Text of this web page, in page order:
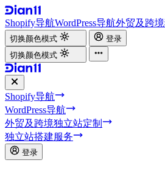
Shopify导航WordPress导航外贸及跨
切换颜色模式
登录
切换颜色模式
Shopify导航
WordPress导航
外贸及跨境独立站定制
独立站搭建服务
登录